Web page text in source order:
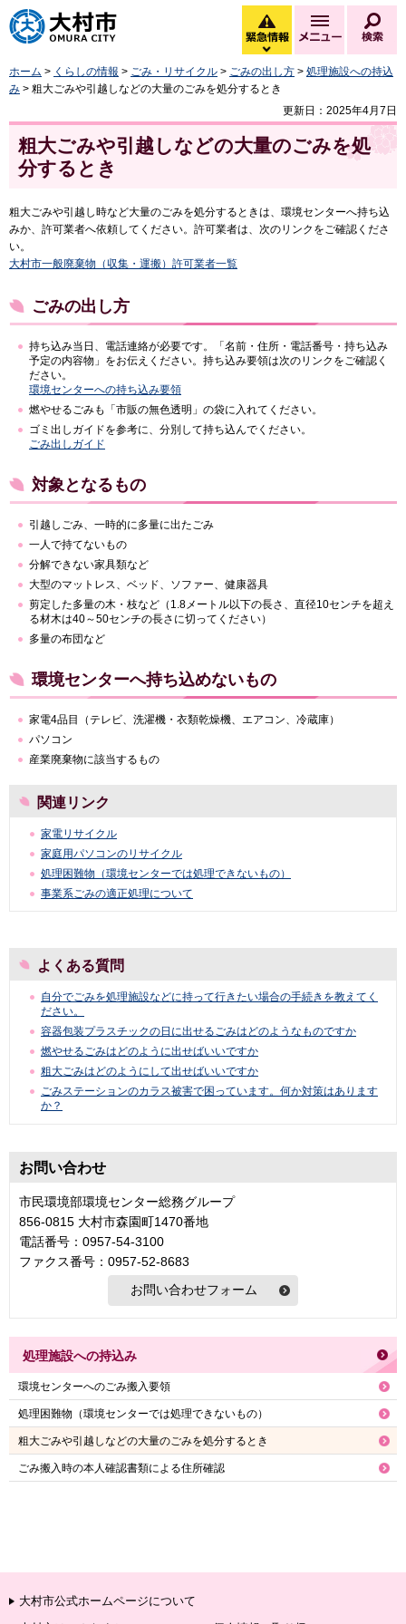
大村市
緊急情報
緊急情報を開く
メニュー
ホーム > くらしの情報 > ごみ・リサイクル > ごみの出し方 > 処理施設への持込
み > 粗大ごみや引越しなどの大量のごみを処分するとき
更新日：2025年4月7日
粗大ごみや引越しなどの大量のごみを処
分するとき
粗大ごみや引越し時など大量のごみを処分するときは、環境センターへ持ち込
みか、許可業者へ依頼してください。許可業者は、次のリンクをご確認くださ
い。
大村市一般廃棄物（収集・運搬）許可業者一覧
ごみの出し方
持ち込み当日、電話連絡が必要です。「名前・住所・電話番号・持ち込み
予定の内容物」をお伝えください。持ち込み要領は次のリンクをご確認く
ださい。
環境センターへの持ち込み要領
燃やせるごみも「市販の無色透明」の袋に入れてください。
ゴミ出しガイドを参考に、分別して持ち込んでください。
ごみ出しガイド
対象となるもの
引越しごみ、一時的に多量に出たごみ
一人で持てないもの
分解できない家具類など
大型のマットレス、ベッド、ソファー、健康器具
剪定した多量の木・枝など（1.8メートル以下の長さ、直径10センチを超え
る材木は40～50センチの長さに切ってください）
多量の布団など
環境センターへ持ち込めないもの
家電4品目（テレビ、洗濯機・衣類乾燥機、エアコン、冷蔵庫）
パソコン
産業廃棄物に該当するもの
関連リンク
家電リサイクル
家庭用パソコンのリサイクル
処理困難物（環境センターでは処理できないもの）
事業系ごみの適正処理について
よくある質問
自分でごみを処理施設などに持って行きたい場合の手続きを教えてく
ださい。
容器包装プラスチックの日に出せるごみはどのようなものですか
燃やせるごみはどのように出せばいいですか
粗大ごみはどのようにして出せばいいですか
ごみステーションのカラス被害で困っています。何か対策はあります
か？
お問い合わせ
市民環境部環境センター総務グループ
856-0815 大村市森園町1470番地
電話番号：0957-54-3100
ファクス番号：0957-52-8683
処理施設への持込み
環境センターへのごみ搬入要領
処理困難物（環境センターでは処理できないもの）
粗大ごみや引越しなどの大量のごみを処分するとき
ごみ搬入時の本人確認書類による住所確認
大村市公式ホームページについて